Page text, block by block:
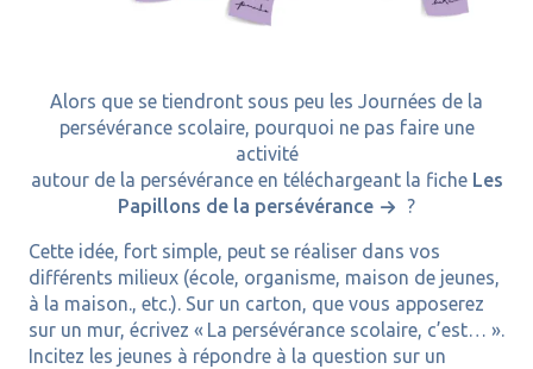
Alors que se tiendront sous peu les Journées de la
persévérance scolaire, pourquoi ne pas faire une
activité
autour de la persévérance en téléchargeant la fiche Les
Papillons de la persévérance
?
Cette idée, fort simple, peut se réaliser dans vos
différents milieux (école, organisme, maison de jeunes,
à la maison., etc.). Sur un carton, que vous apposerez
sur un mur, écrivez « La persévérance scolaire, c’est… ».
Incitez les jeunes à répondre à la question sur un